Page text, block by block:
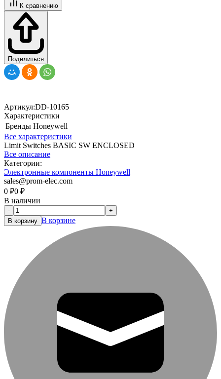
К сравнению
Поделиться
Артикул:DD-10165
Характеристики
Бренды Honeywell
Все характеристики
Limit Switches BASIC SW ENCLOSED
Все описание
Категории:
Электронные компоненты Honeywell
sales@prom-elec.com
0 ₽0 ₽
В наличии
-
+
В корзину В корзине